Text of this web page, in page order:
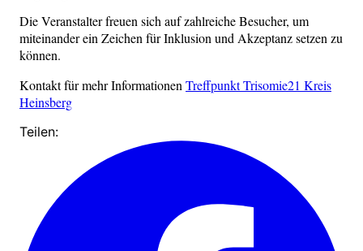
Die Veranstalter freuen sich auf zahlreiche Besucher, um
miteinander ein Zeichen für Inklusion und Akzeptanz setzen zu
können.
Kontakt für mehr Informationen Treffpunkt Trisomie21 Kreis
Heinsberg
Teilen: